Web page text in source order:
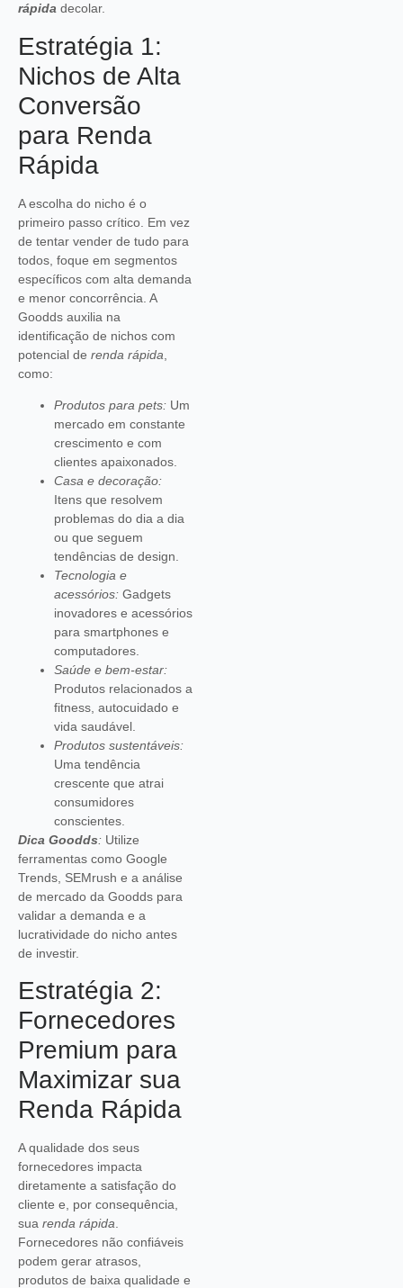
rápida decolar.
Estratégia 1:
Nichos de Alta
Conversão
para Renda
Rápida
A escolha do nicho é o
primeiro passo crítico. Em vez
de tentar vender de tudo para
todos, foque em segmentos
específicos com alta demanda
e menor concorrência. A
Goodds auxilia na
identificação de nichos com
potencial de renda rápida
como:
Produtos para pets: Um
mercado em constante
crescimento e com
clientes apaixonados.
Casa e decoração:
Itens que resolvem
problemas do dia a dia
ou que seguem
tendências de design.
Tecnologia e
acessórios: Gadgets
inovadores e acessórios
para smartphones e
computadores.
Saúde e bem-estar:
Produtos relacionados a
fitness, autocuidado e
vida saudável.
Produtos sustentáveis:
Uma tendência
crescente que atrai
consumidores
conscientes.
Dica Goodds: Utilize
ferramentas como Google
Trends, SEMrush e a análise
de mercado da Goodds para
validar a demanda e a
lucratividade do nicho antes
de investir.
Estratégia 2:
Fornecedores
Premium para
Maximizar sua
Renda Rápida
A qualidade dos seus
fornecedores impacta
diretamente a satisfação do
cliente e, por consequência,
sua renda rápida.
Fornecedores não confiáveis
podem gerar atrasos,
produtos de baixa qualidade e